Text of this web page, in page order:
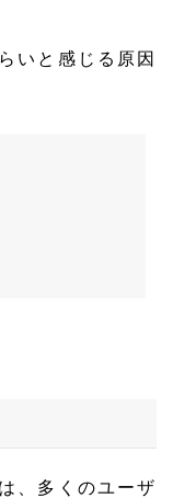
いと感じる原因
、多くのユーザ